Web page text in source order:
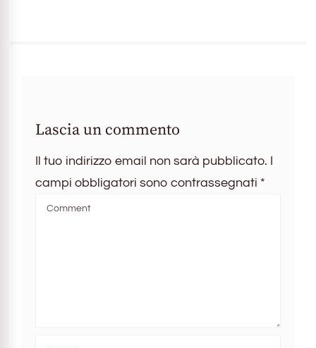
Lascia un commento
Il tuo indirizzo email non sarà pubblicato. I
campi obbligatori sono contrassegnati *